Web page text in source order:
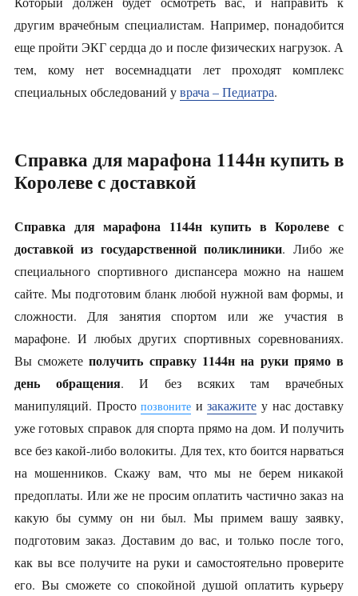
другим врачебным специалистам. Например, понадобится
еще пройти ЭКГ сердца до и после физических нагрузок. А
тем, кому нет восемнадцати лет проходят комплекс
специальных обследований уврача – Педиатра.
Справка для марафона 1144н купить в
Королеве с доставкой
Справка для марафона 1144н купить в Королеве с
доставкой из государственной поликлиники. Либо же
специального спортивного диспансера можно на нашем
сайте. Мы подготовим бланк любой нужной вам формы, и
сложности. Для занятия спортом или же участия в
марафоне. И любых других спортивных соревнованиях.
Вы сможетеполучить справку 1144н на руки прямо в
день обращения. И без всяких там врачебных
манипуляций. Простопозвоните изакажите у нас доставку
уже готовых справок для спорта прямо на дом. И получить
все без какой-либо волокиты. Для тех, кто боится нарваться
на мошенников. Скажу вам, что мы не берем никакой
предоплаты. Или же не просим оплатить частично заказ на
какую бы сумму он ни был. Мы примем вашу заявку,
подготовим заказ. Доставим до вас, и только после того,
как вы все получите на руки и самостоятельно проверите
его. Вы сможете со спокойной душой оплатить курьеру